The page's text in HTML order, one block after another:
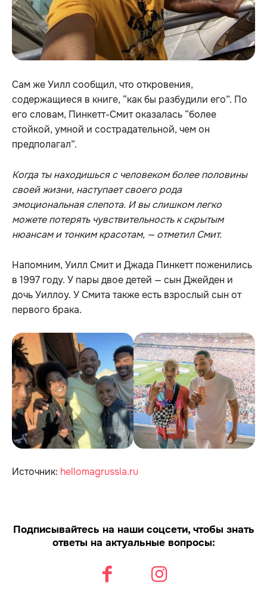
Сам же Уилл сообщил, что откровения,
содержащиеся в книге, “как бы разбудили его”. По
его словам, Пинкетт-Смит оказалась “более
стойкой, умной и сострадательной, чем он
предполагал”.
Когда ты находишься с человеком более половины
своей жизни, наступает своего рода
эмоциональная слепота. И вы слишком легко
можете потерять чувствительность к скрытым
нюансам и тонким красотам, — отметил Смит.
Напомним, Уилл Смит и Джада Пинкетт поженились
в 1997 году. У пары двое детей — сын Джейден и
дочь Уиллоу. У Смита также есть взрослый сын от
первого брака.
Источник: hellomagrussia.ru
Подписывайтесь на наши соцсети, чтобы знать
ответы на актуальные вопросы: